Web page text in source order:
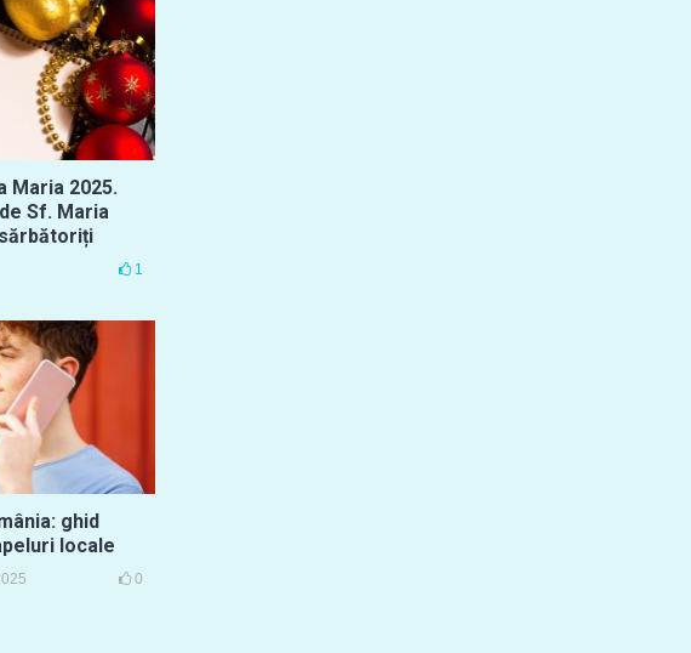
Maria 2025.
Sf. Maria
1
ghid
locale
0